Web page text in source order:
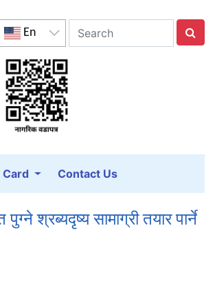
En
Contact Us
श्रब्यदृष्य सामाग्री तयार पार्ने